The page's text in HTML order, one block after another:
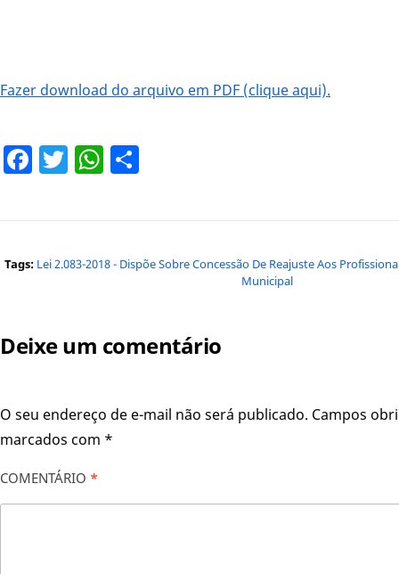
Fazer download do arquivo em PDF (clique aqui).
Facebook
TwitterWhatsApp
Tags: Lei 2.083-2018 - Dispõe Sobre Concessão De Reajuste Aos
Municipal
Deixe um comentário
O seu endereço de e-mail não será publicado. Campos
marcados com *
COMENTÁRIO *